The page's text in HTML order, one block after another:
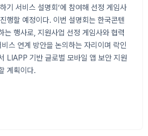
기 서비스 설명회 ’에 참여해 선정 게임사
행할 예정이다. 이번 설명회는 한국콘텐
는 행사로 지원사업 선정 게임사와 협력
스 연계 방안을 논의하는 자리이며 락인
LIAPP 기반 글로벌 모바일 앱 보안 지원
계획이다.